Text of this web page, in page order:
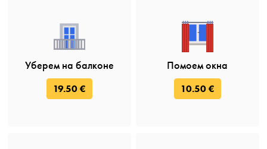
Уберем на балконе
19.50 €
Помоем окна
10.50 €